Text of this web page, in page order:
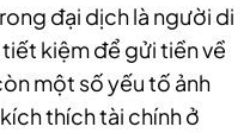
đại dịch là người di
kiệm để gửi tiền về
một số yếu tố ảnh
thích tài chính ở